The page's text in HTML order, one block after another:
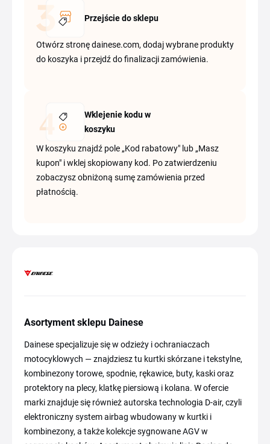
Przejście do sklepu
Otwórz stronę dainese.com, dodaj wybrane produkty
do koszyka i przejdź do finalizacji zamówienia.
Wklejenie kodu w
koszyku
W koszyku znajdź pole „Kod rabatowy" lub „Masz
kupon" i wklej skopiowany kod. Po zatwierdzeniu
zobaczysz obniżoną sumę zamówienia przed
płatnością.
Asortyment sklepu Dainese
Dainese specjalizuje się w odzieży i ochraniaczach
motocyklowych — znajdziesz tu kurtki skórzane i tekstylne,
kombinezony torowe, spodnie, rękawice, buty, kaski oraz
protektory na plecy, klatkę piersiową i kolana. W ofercie
marki znajduje się również autorska technologia D-air, czyli
elektroniczny system airbag wbudowany w kurtki i
kombinezony, a także kolekcje sygnowane AGV w